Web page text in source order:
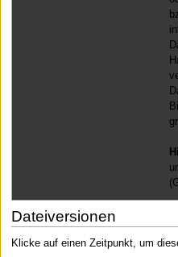
Dateiversionen
Klicke auf einen Zeitpunkt, um